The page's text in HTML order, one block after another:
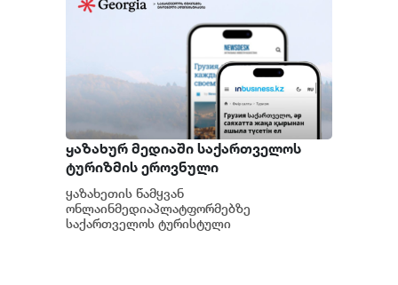
ყაზახურ მედიაში საქართველოს
ტურიზმის ეროვნული
ადმინისტრაციის მარკეტინგული
კამპანიის ფარგლებში სტატიები
მომზადდა
ყაზახეთის წამყვან
ონლაინმედიაპლატფორმებზე
საქართველოს ტურისტული